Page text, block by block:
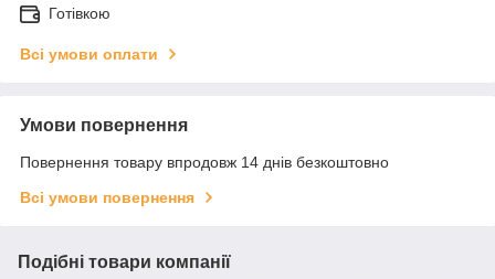
Готівкою
Всі умови оплати
Умови повернення
Повернення товару впродовж 14 днів безкоштовно
Всі умови повернення
Подібні товари компанії